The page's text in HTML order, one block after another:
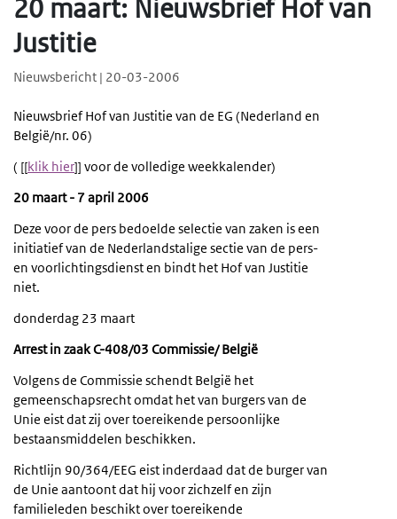
20 maart: Nieuwsbrief Hof van
Justitie
Nieuwsbericht | 20-03-2006
Nieuwsbrief Hof van Justitie van de EG (Nederland en
België/nr. 06)
( [[klik hier]] voor de volledige weekkalender)
20 maart - 7 april 2006
Deze voor de pers bedoelde selectie van zaken is een
initiatief van de Nederlandstalige sectie van de pers-
en voorlichtingsdienst en bindt het Hof van Justitie
niet.
donderdag 23 maart
Arrest in zaak C-408/03 Commissie/ België
Volgens de Commissie schendt België het
gemeenschapsrecht omdat het van burgers van de
Unie eist dat zij over toereikende persoonlijke
bestaansmiddelen beschikken.
Richtlijn 90/364/EEG eist inderdaad dat de burger van
de Unie aantoont dat hij voor zichzelf en zijn
familieleden beschikt over toereikende